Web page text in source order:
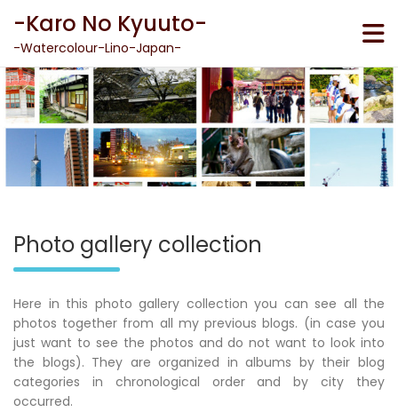
content
-Karo No Kyuuto-
-Watercolour-Lino-Japan-
Photo gallery collection
Here in this photo gallery collection you can see all the
photos together from all my previous blogs. (in case you
just want to see the photos and do not want to look into
the blogs). They are organized in albums by their blog
categories in chronological order and by city they
occurred.